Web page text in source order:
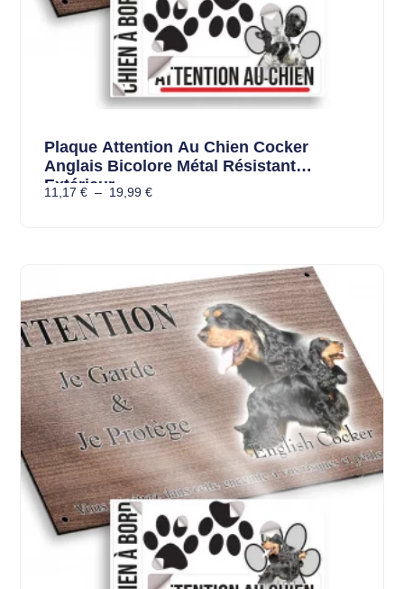
Plaque Attention Au Chien Cocker
Anglais Bicolore Métal Résistant
Extérieur
11,17 € – 19,99 €